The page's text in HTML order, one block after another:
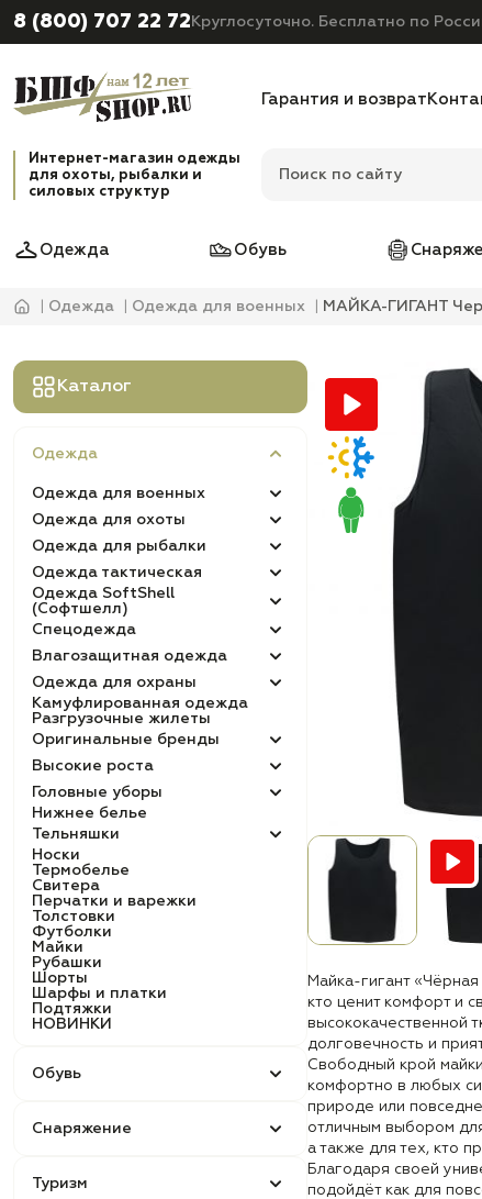
8 (800) 707 22 72 Круглосуточно. Бесплатно по
Гарантия и возврат
Интернет-магазин одежды
для охоты, рыбалки и
силовых структур
Одежда Обувь
Одежда Одежда для военных МАЙКА-ГИГАНТ
Каталог
Одежда
Одежда для военных
Одежда для охоты
Одежда для рыбалки
Одежда тактическая
Одежда SoftShell
(Софтшелл)
Спецодежда
Влагозащитная одежда
Одежда для охраны
Камуфлированная одежда
Разгрузочные жилеты
Оригинальные бренды
Высокие роста
Головные уборы
Нижнее белье
Тельняшки
Носки
Термобелье
Свитера
Перчатки и варежки
Толстовки
Футболки
Майки
Рубашки
Шорты
Шарфы и платки
Подтяжки
НОВИНКИ
Обувь
Снаряжение
Туризм
Майка-гигант
кто ценит комфорт и
высококачественной
долговечность и
Свободный крой
комфортно в любых
природе или
отличным выбором
а также для тех, кто
Благодаря своей
подойдёт как для